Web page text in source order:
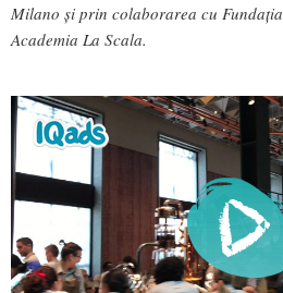
Milano și prin colaborarea cu Fundația
Academia La Scala.